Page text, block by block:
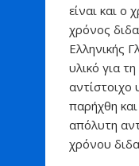
είναι και ο
χρόνος
Ελληνικής
υλικό για
αντίστοιχο
παρήχθη
απόλυτη
χρόνου